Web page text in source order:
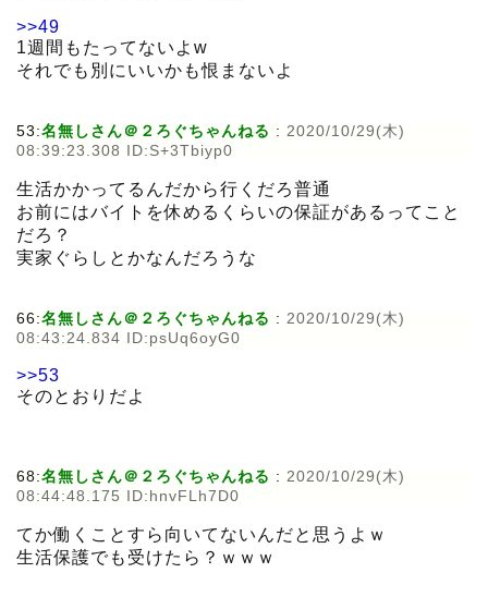
>>49
1週間もたってないよw
それでも別にいいかも恨まないよ
53:名無しさん＠２ろぐちゃんねる : 2020/10/29(木)
08:39:23.308 ID:S+3Tbiyp0
生活かかってるんだから行くだろ普通
お前にはバイトを休めるくらいの保証があるってこと
だろ？
実家ぐらしとかなんだろうな
66:名無しさん＠２ろぐちゃんねる : 2020/10/29(木)
08:43:24.834 ID:psUq6oyG0
>>53
そのとおりだよ
68:名無しさん＠２ろぐちゃんねる : 2020/10/29(木)
08:44:48.175 ID:hnvFLh7D0
てか働くことすら向いてないんだと思うよｗ
生活保護でも受けたら？ｗｗｗ